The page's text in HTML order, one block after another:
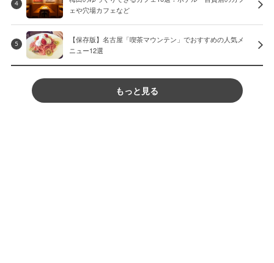
4
ェや穴場カフェなど
5
【保存版】名古屋「喫茶マウンテン」でおすすめの人気メ
ニュー12選
もっと見る